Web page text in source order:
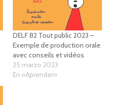
DELF B2 Tout public 2023 –
Exemple de production orale
avec conseils et vidéos
25 marzo 2023
En «Aprender»